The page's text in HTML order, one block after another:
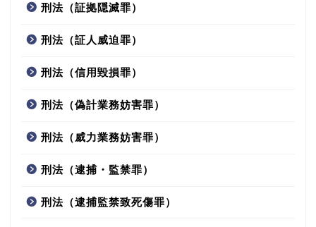
刑法（証拠隠滅罪）
刑法（証人威迫罪）
刑法（信用毀損罪）
刑法（偽計業務妨害罪）
刑法（威力業務妨害罪）
刑法（逮捕・監禁罪）
刑法（逮捕監禁致死傷罪）